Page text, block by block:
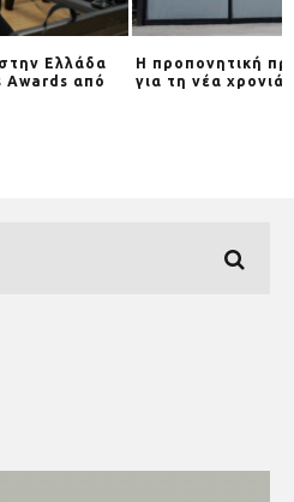
Running
RUNAWAY
RUNAWAY στην
σου «διέξοδος»